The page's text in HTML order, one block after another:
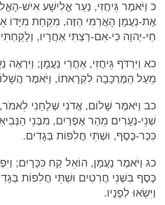
כ וַיֹּאמֶר גֵּיחֲזִי, נַעַר אֱלִישָׁע אִישׁ-
אֶת-נַעֲמָן הָאֲרַמִּי הַזֶּה, מִקַּחַת מִיָּדוֹ
חַי-יְהוָה כִּי-אִם-רַצְתִּי אַחֲרָיו,
כא וַיִּרְדֹּף גֵּיחֲזִי, אַחֲרֵי נַעֲמָן; וַיִּרְאֶה
מֵעַל הַמֶּרְכָּבָה לִקְרָאתוֹ, וַיֹּאמֶר
כב וַיֹּאמֶר שָׁלוֹם, אֲדֹנִי שְׁלָחַנִי
שְׁנֵי-נְעָרִים מֵהַר אֶפְרַיִם, מִבְּנֵי
כִּכַּר-כֶּסֶף, וּשְׁתֵּי חֲלִפוֹת בְּגָדִים.
כג וַיֹּאמֶר נַעֲמָן, הוֹאֵל קַח כִּכָּרָיִם;
כֶּסֶף בִּשְׁנֵי חֲרִטִים וּשְׁתֵּי חֲלִפוֹת
וַיִּשְׂאוּ לְפָנָיו.